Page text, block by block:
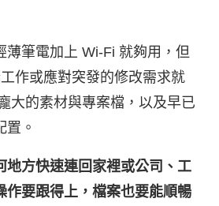
筆電加上 Wi-Fi 就夠用，但
作或應對突發的修改需求就
大的素材與專案檔，以及早已
。
地方快速連回家裡或公司、工
作要跟得上，檔案也要能順暢